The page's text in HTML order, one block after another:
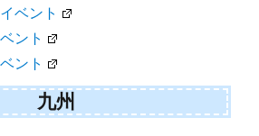
ベント
ント
ント
九州